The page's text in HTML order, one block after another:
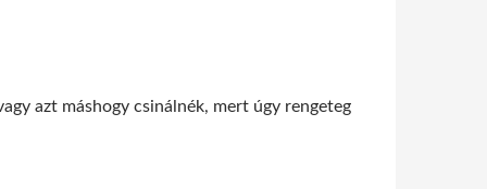
azt máshogy csinálnék, mert úgy rengeteg